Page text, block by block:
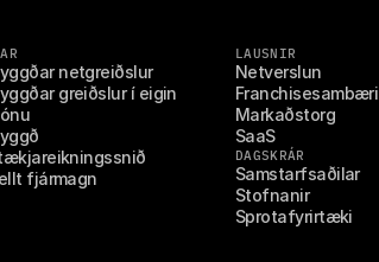
netgreiðslur
greiðslur í eigin
fjármagn
LAUSNIR
Netverslun
Franchisesambæri
Markaðstorg
SaaS
DAGSKRÁR
Samstarfsaðilar
Stofnanir
Sprotafyrirtæki